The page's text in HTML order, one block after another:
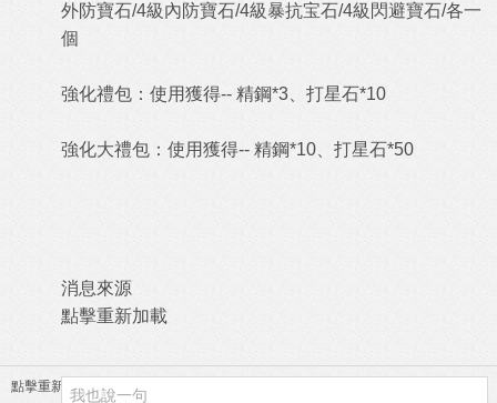
外防寶石/4級內防寶石/4級暴抗宝石/4級閃避寶石/各一
個
強化禮包：使用獲得-- 精鋼*3、打星石*10
強化大禮包：使用獲得-- 精鋼*10、打星石*50
消息來源
點擊重新加載
點擊重新加載